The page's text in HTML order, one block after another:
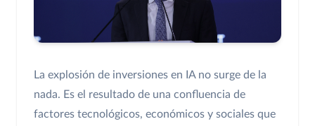
La explosión de inversiones en IA no surge de la
nada. Es el resultado de una confluencia de
factores tecnológicos, económicos y sociales que